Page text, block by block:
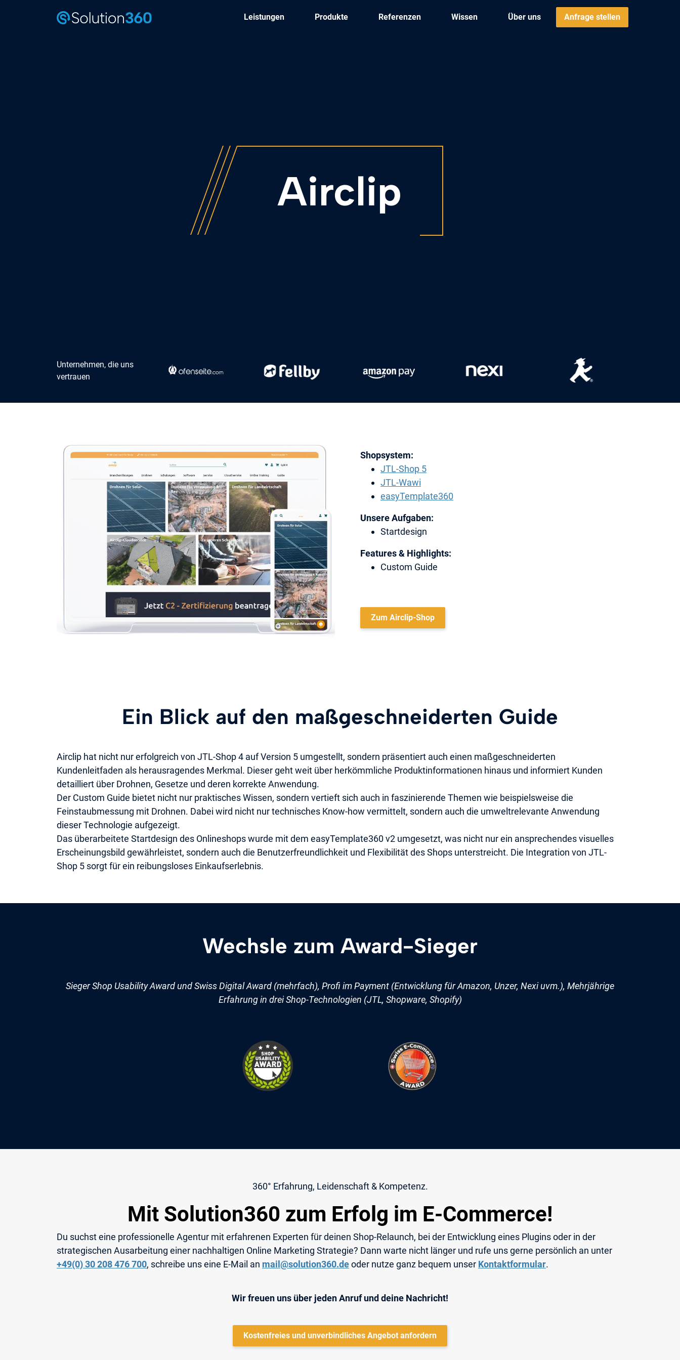
Leistungen Produkte Referenzen Wissen Über uns Anfrage stellen
Airclip
Unternehmen, die uns
vertrauen
Shopsystem:
JTL-Shop 5
JTL-Wawi
easyTemplate360
Unsere Aufgaben:
Startdesign
Features & Highlights:
Custom Guide
Zum Airclip-Shop
Ein Blick auf den maßgeschneiderten Guide
Airclip hat nicht nur erfolgreich von JTL-Shop 4 auf Version 5 umgestellt, sondern präsentiert auch einen maßgeschneiderten
Kundenleitfaden als herausragendes Merkmal. Dieser geht weit über herkömmliche Produktinformationen hinaus und informiert Kunden
detailliert über Drohnen, Gesetze und deren korrekte Anwendung.
Der Custom Guide bietet nicht nur praktisches Wissen, sondern vertieft sich auch in faszinierende Themen wie beispielsweise die
Feinstaubmessung mit Drohnen. Dabei wird nicht nur technisches Know-how vermittelt, sondern auch die umweltrelevante Anwendung
dieser Technologie aufgezeigt.
Das überarbeitete Startdesign des Onlineshops wurde mit dem easyTemplate360 v2 umgesetzt, was nicht nur ein ansprechendes visuelles
Erscheinungsbild gewährleistet, sondern auch die Benutzerfreundlichkeit und Flexibilität des Shops unterstreicht. Die Integration von JTL-
Shop 5 sorgt für ein reibungsloses Einkaufserlebnis.
Wechsle zum Award-Sieger
Sieger Shop Usability Award und Swiss Digital Award (mehrfach), Profi im Payment (Entwicklung für Amazon, Unzer, Nexi uvm.), Mehrjährige
Erfahrung in drei Shop-Technologien (JTL, Shopware, Shopify)
360° Erfahrung, Leidenschaft & Kompetenz.
Mit Solution360 zum Erfolg im E-Commerce!
Du suchst eine professionelle Agentur mit erfahrenen Experten für deinen Shop-Relaunch, bei der Entwicklung eines Plugins oder in der
strategischen Ausarbeitung einer nachhaltigen Online Marketing Strategie? Dann warte nicht länger und rufe uns gerne persönlich an unter
+49(0) 30 208 476 700, schreibe uns eine E-Mail an mail@solution360.deoder nutze ganz bequem unser Kontaktformular.
Wir freuen uns über jeden Anruf und deine Nachricht!
Kostenfreies und unverbindliches Angebot anfordern